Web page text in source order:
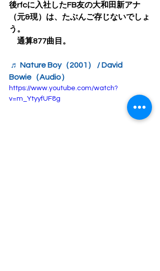
後rfcに入社したFB友の大和田新アナ
（元&現）は、たぶんご存じないでしょ
う。
通算877曲目。
♬ Nature Boy（2001） / David
Bowie（Audio）
https://www.youtube.com/watch?
v=m_YtyyfUF8g